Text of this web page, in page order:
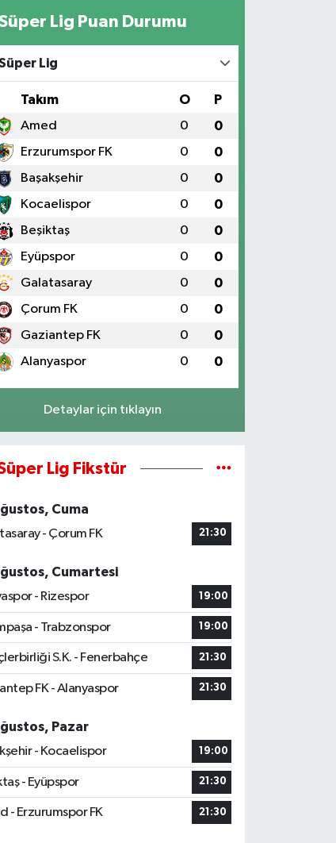
Lig Puan Durumu
Lig
Takım O P
Amed 0 0
Erzurumspor FK 0 0
Başakşehir 0 0
Kocaelispor 0 0
Beşiktaş 0 0
Eyüpspor 0 0
Galatasaray 0 0
Çorum FK 0 0
Gaziantep FK 0 0
Alanyaspor 0 0
Detaylar için tıklayın
Lig Fikstür
Cuma
- Çorum FK
21:30
Cumartesi
- Rizespor
19:00
- Trabzonspor 19:00
S.K. - Fenerbahçe 21:30
FK - Alanyaspor 21:30
Pazar
- Kocaelispor
19:00
- Eyüpspor 21:30
- Erzurumspor FK 21:30